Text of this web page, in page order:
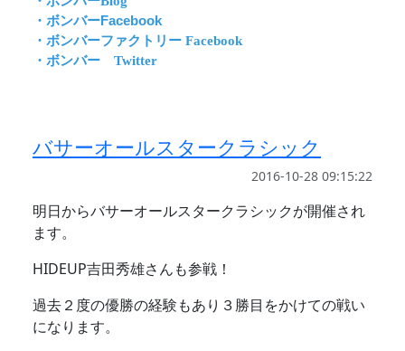
・ボンバーFacebook
・ボンバーファクトリー Facebook
・ボンバー Twitter
バサーオールスタークラシック
2016-10-28 09:15:22
明日からバサーオールスタークラシックが開催され
ます。
HIDEUP吉田秀雄さんも参戦！
過去２度の優勝の経験もあり３勝目をかけての戦い
になります。